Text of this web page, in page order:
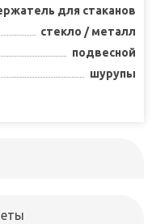
для стаканов
стекло / металл
подвесной
шурупы